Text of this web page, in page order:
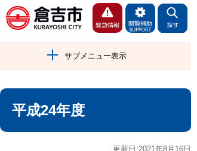
サブメニュー表示
平成24年度
更新日:2021年8月16日